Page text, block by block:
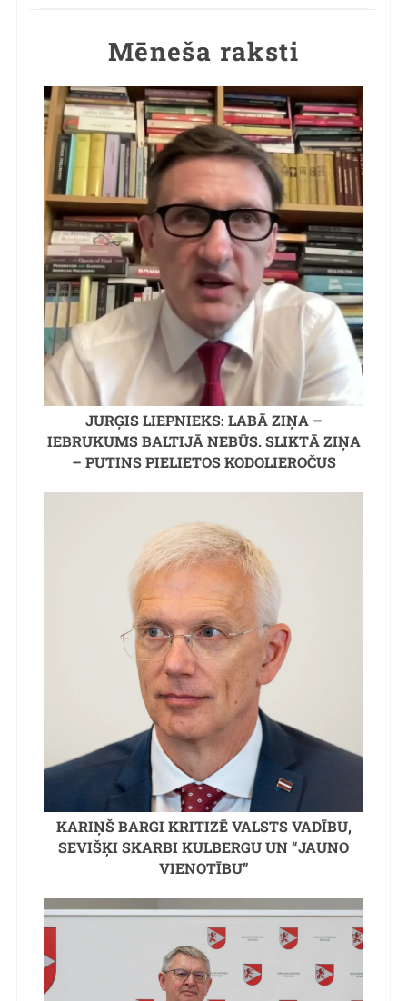
Mēneša raksti
JURĢIS LIEPNIEKS: LABĀ ZIŅA –
IEBRUKUMS BALTIJĀ NEBŪS. SLIKTĀ ZIŅA
– PUTINS PIELIETOS KODOLIEROČUS
KARIŅŠ BARGI KRITIZĒ VALSTS VADĪBU,
SEVIŠĶI SKARBI KULBERGU UN “JAUNO
VIENOTĪBU”